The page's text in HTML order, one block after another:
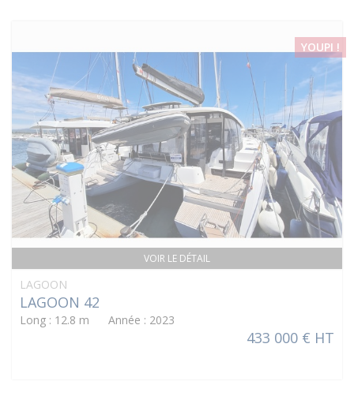
VOIR LE DÉTAIL
YOUPI !
LAGOON
LAGOON 42
Long : 12.8 m Année : 2023
433 000 € HT